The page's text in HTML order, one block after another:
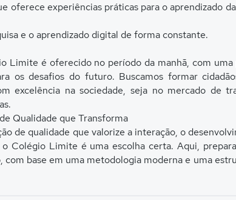
oferece experiências práticas para o aprendizado
e o aprendizado digital de forma constante.
Limite é oferecido no período da manhã, com
os desafios do futuro. Buscamos formar
excelência na sociedade, seja no mercado de
Qualidade que Transforma
de qualidade que valorize a interação, o
Colégio Limite é uma escolha certa. Aqui,
com base em uma metodologia moderna e uma